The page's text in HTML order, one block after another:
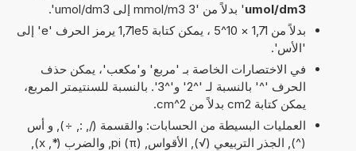
umol/dm3' بدلاً من '3 mmol/m3 إلى umol/dm3'.
بدلاً من 1,71 × 10^5 ، يمكن كتابة 1,71e5 يرمز الحرف 'e' إلى
'الأس'.
في الاختصارات الخاصة بـ 'مربع' و'مكعب'، يمكن حذف
الحرف '^' بالنسبة لـ '^2' و'^3'. بالنسبة للسنتيمتر المربع،
يمكن كتابة cm2 بدلاً من cm^2.
العمليات البسيطة من الحسابات: والقسمة (/, :, ÷), و أس
(^), الجذر التربيعي (√), الأقواس, pi (π), والضرب (*, x),